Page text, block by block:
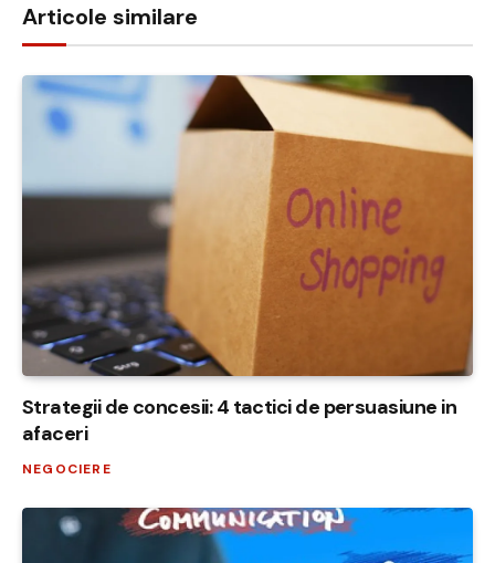
Articole similare
Strategii de concesii: 4 tactici de persuasiune in
afaceri
NEGOCIERE